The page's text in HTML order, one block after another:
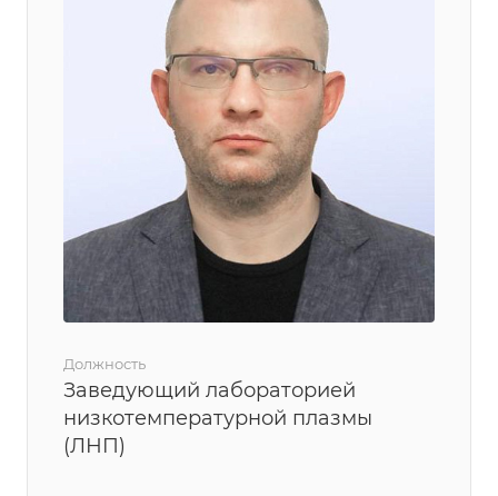
Должность
Заведующий лабораторией
низкотемпературной плазмы
(ЛНП)